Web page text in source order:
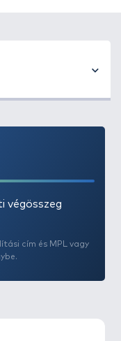
végösszeg
cím és MPL vagy